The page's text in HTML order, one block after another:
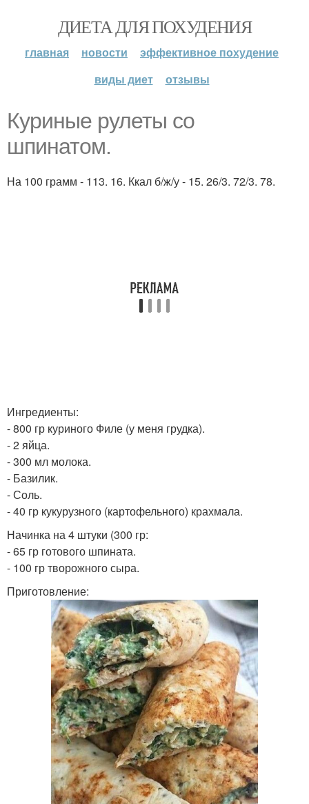
ДИЕТА ДЛЯ ПОХУДЕНИЯ
главная новости
эффективное похудение
виды диет
отзывы
Куриные рулеты со
шпинатом.
На 100 грамм - 113. 16. Ккал б/ж/у - 15. 26/3. 72/3. 78.
Ингредиенты:
- 800 гр куриного Филе (у меня грудка).
- 2 яйца.
- 300 мл молока.
- Базилик.
- Соль.
- 40 гр кукурузного (картофельного) крахмала.
Начинка на 4 штуки (300 гр:
- 65 гр готового шпината.
- 100 гр творожного сыра.
Приготовление: